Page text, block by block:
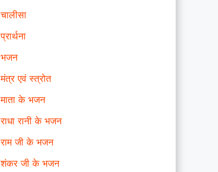
चालीसा
प्रार्थना
भजन
मंत्र एवं स्त्रोत
माता के भजन
राधा रानी के भजन
राम जी के भजन
शंकर जी के भजन